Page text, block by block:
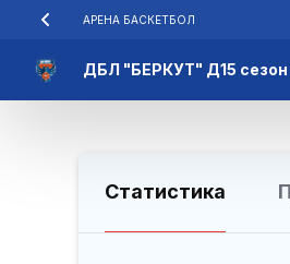
АРЕНА БАСКЕТБОЛ
ДБЛ "БЕРКУТ" Д15
Статистика